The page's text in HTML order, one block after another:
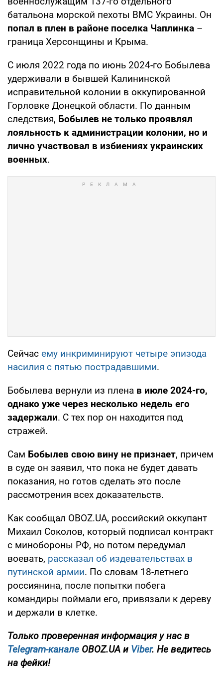
батальона морской пехоты ВМС Украины. Он
попал в плен в районе поселка Чаплинка –
граница Херсонщины и Крыма.
С июля 2022 года по июнь 2024-го Бобылева
удерживали в бывшей Калининской
исправительной колонии в оккупированной
Горловке Донецкой области. По данным
следствия, Бобылев не только проявлял
лояльность к администрации колонии, но и
лично участвовал в избиениях украинских
военных.
Сейчас ему инкриминируют четыре эпизода
насилия с пятью пострадавшими.
Бобылева вернули из плена в июле 2024-го,
однако уже через несколько недель его
задержали. С тех пор он находится под
стражей.
Сам Бобылев свою вину не признает, причем
в суде он заявил, что пока не будет давать
показания, но готов сделать это после
рассмотрения всех доказательств.
Как сообщал OBOZ.UA, российский оккупант
Михаил Соколов, который подписал контракт
с минобороны РФ, но потом передумал
воевать, рассказал об издевательствах в
путинской армии. По словам 18-летнего
россиянина, после попытки побега
командиры поймали его, привязали к дереву
и держали в клетке.
Только проверенная информация у нас в
Telegram-канале OBOZ.UA и Viber. Не ведитесь
на фейки!